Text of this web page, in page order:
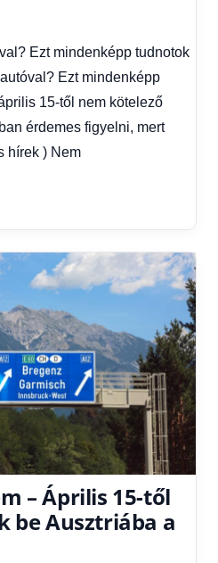
,
kézből ,
Ezt mindenképp tudnotok
Ezt mindenképp
15-től nem kötelező
érdemes figyelni, mert
hírek ) Nem
– Április 15-től
be Ausztriába a